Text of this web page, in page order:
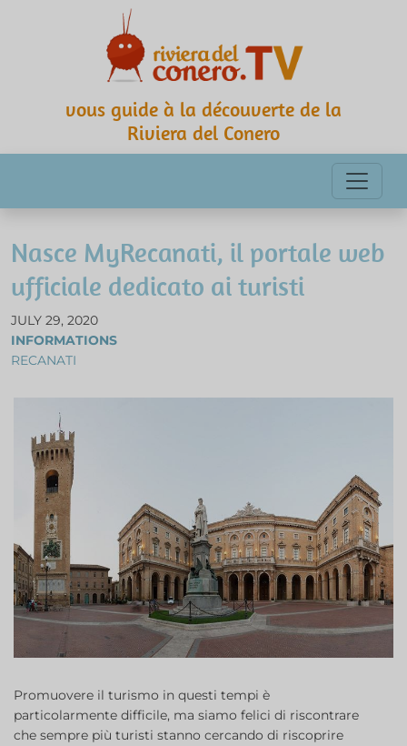
vous guide à la découverte de la
Riviera del Conero
Nasce MyRecanati, il portale web
ufficiale dedicato ai turisti
JULY 29, 2020
INFORMATIONS
RECANATI
Promuovere il turismo in questi tempi è
particolarmente difficile, ma siamo felici di riscontrare
che sempre più turisti stanno cercando di riscoprire